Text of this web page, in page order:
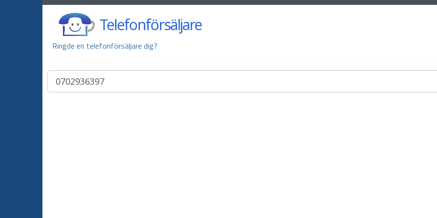
Telefonförsäljare
Ringde en telefonförsäljare dig?